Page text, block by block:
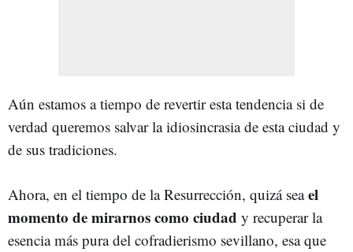
Aún estamos a tiempo de revertir esta tendencia si de
verdad queremos salvar la idiosincrasia de esta ciudad y
de sus tradiciones.
Ahora, en el tiempo de la Resurrección, quizá seael
momento de mirarnos como ciudad y recuperar la
esencia más pura del cofradierismo sevillano, esa que